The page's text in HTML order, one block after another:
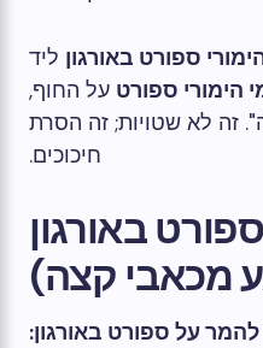
ספורט באורגון ליד
הימורי ספורט על החוף,
זה לא שטויות; זה הסרת
חיכוכים.
באורגון
מכאבי קצה)
על ספורט באורגון: